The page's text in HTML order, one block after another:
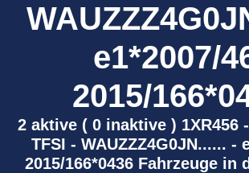
e1*2007/
2015/
2 aktive ( 0 inaktive ) 1XR456
TFSI - WAUZZZ4G0JN...... -
2015/166*0436 Fahrzeuge in